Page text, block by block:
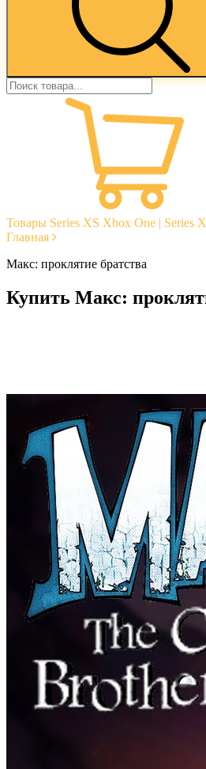
Товары Series XS Xbox One | Series
Главная
Макс: проклятие братства
Купить Макс: